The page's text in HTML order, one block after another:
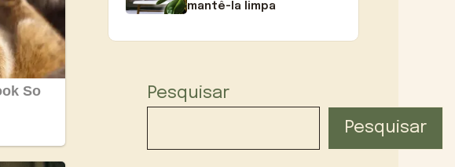
mantê-la limpa
Pesquisar
Pesquisar